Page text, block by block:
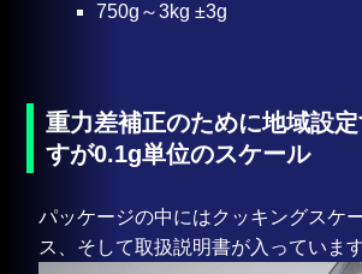
750g～3kg ±3g
重力差補正のために地域設
すが0.1g単位のスケール
パッケージの中にはクッキングスケ
ス、そして取扱説明書が入っています